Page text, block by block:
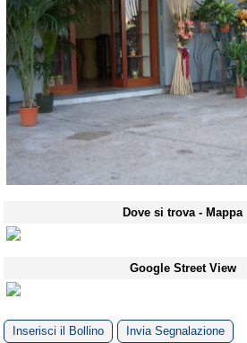
Dove si trova - Mappa
Google Street View
Inserisci il Bollino Invia Segnalazione